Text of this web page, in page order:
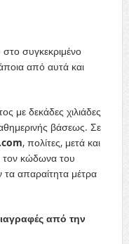
συγκεκριμένο
από αυτά και
με δεκάδες χιλιάδες
βάσεως. Σε
, πολίτες, μετά και
τον κώδωνα του
απαραίτητα μέτρα
από την